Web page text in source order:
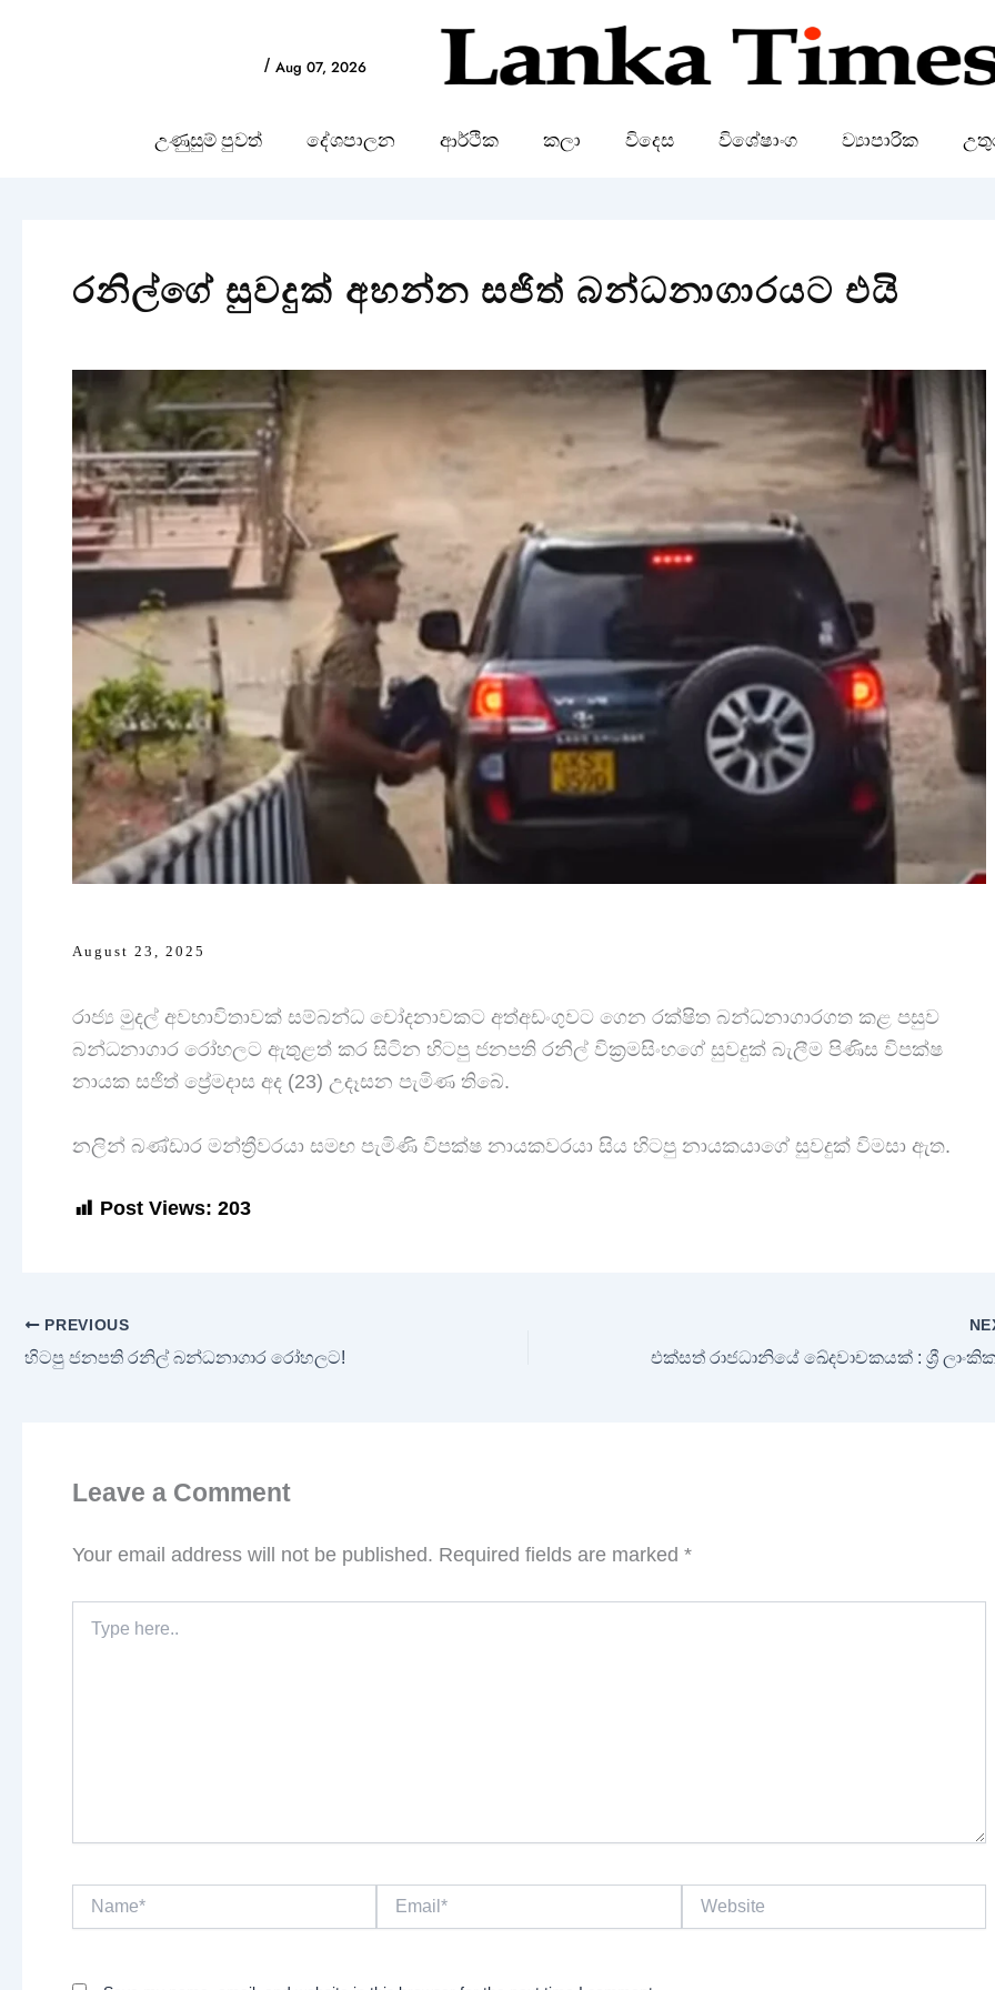
/ Aug 07, 2026
උණුසුම් පුවත් දේශපාලන ආර්ථික කලා විදෙස විශේෂාංග ව්‍යාපාරික
රනිල්ගේ සුවදුක් අහන්න සජිත් බන්ධනාගාරයට එයි
August 23, 2025
රාජ්‍ය මුදල් අවභාවිතාවක් සම්බන්ධ චෝදනාවකට අත්අඩංගුවට ගෙන රක්ෂිත බන්ධනාගාරගත කළ පසුව
බන්ධනාගාර රෝහලට ඇතුළත් කර සිටින හිටපු ජනපති රනිල් වික්‍රමසිංහගේ සුවදුක් බැලීම පිණිස විපක්ෂ
නායක සජිත් ප්‍රේමදාස අද (23) උදෑසන පැමිණ තිබේ.
නලින් බණ්ඩාර මන්ත්‍රීවරයා සමඟ පැමිණි විපක්ෂ නායකවරයා සිය හිටපු නායකයාගේ සුවදුක් විමසා ඇත.
Post Views: 203
PREVIOUS
හිටපු ජනපති රනිල් බන්ධනාගාර රෝහලට!
Leave a Comment
Your email address will not be published. Required fields are marked *
here..